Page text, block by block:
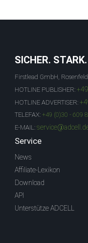
SICHER.
Firstlead GmbH,
HOTLINE PUBLISHER:
HOTLINE ADVERTISER:
TELEFAX: +49 (0)30 - 609
E-MAIL:
Service
News
Affiliate-Lexikon
Download
API
Unterstütze ADCELL